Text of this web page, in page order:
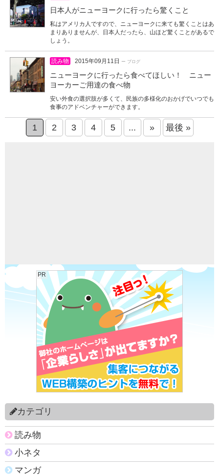
日本人がニューヨークに行ったら驚くこと
私はアメリカ人ですので、ニューヨークに来ても驚くことはあ
まりありませんが、日本人だったら、山ほど驚くことがあるで
しょう。
読み物 2015年09月11日 ー ブログ
ニューヨークに行ったら食べてほしい！ ニュー
ヨーカーご用達の食べ物
安い外食の選択肢が多くて、民族の多様化のおかげでいつでも
食事のアドベンチャーができます。
1 2 3 4 5 ... » 最後 »
PR
カテゴリ
読み物
小ネタ
マンガ